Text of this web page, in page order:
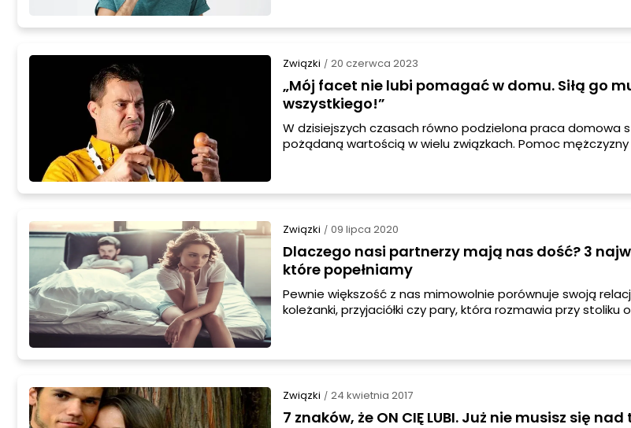
Związki / 20 czerwca 2023
„Mój facet nie lubi pomagać w domu. Siłą go
wszystkiego!”
W dzisiejszych czasach równo podzielona praca domowa
pożądaną wartością w wielu związkach. Pomoc
aktywności w tym zakresie, oto kilka skutecznych
Związki / 09 lipca 2020
Dlaczego nasi partnerzy mają nas dość? 3
które popełniamy
Pewnie większość z nas mimowolnie porównuje swoją
koleżanki, przyjaciółki czy pary, która rozmawia przy stoliku
całkowicie normalne i naturalne.
Związki / 24 kwietnia 2017
7 znaków, że ON CIĘ LUBI. Już nie musisz się